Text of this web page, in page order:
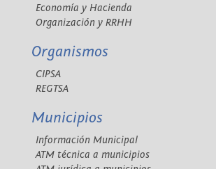
Economía y Hacienda
Organización y RRHH
Organismos
CIPSA
REGTSA
Municipios
Información Municipal
ATM técnica a municipios